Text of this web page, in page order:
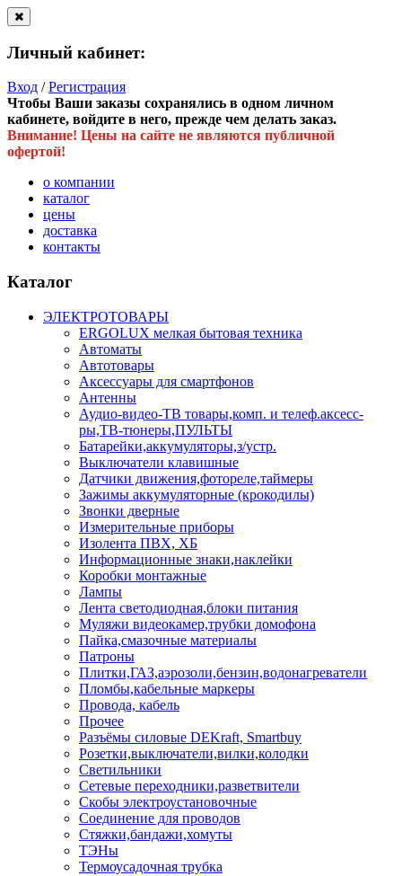
Личный кабинет:
Вход /Регистрация
Чтобы Ваши заказы сохранялись в одном личном
кабинете, войдите в него, прежде чем делать заказ.
Внимание! Цены на сайте не являются публичной
офертой!
о компании
каталог
цены
доставка
контакты
Каталог
ЭЛЕКТРОТОВАРЫ
ERGOLUX мелкая бытовая техника
Автоматы
Автотовары
Аксессуары для смартфонов
Антенны
Аудио-видео-ТВ товары,комп. и телеф.аксесс-
ры,ТВ-тюнеры,ПУЛЬТЫ
Батарейки,аккумуляторы,з/устр.
Выключатели клавишные
Датчики движения,фотореле,таймеры
Зажимы аккумуляторные (крокодилы)
Звонки дверные
Измерительные приборы
Изолента ПВХ, ХБ
Информационные знаки,наклейки
Коробки монтажные
Лампы
Лента светодиодная,блоки питания
Муляжи видеокамер,трубки домофона
Пайка,смазочные материалы
Патроны
Плитки,ГАЗ,аэрозоли,бензин,водонагреватели
Пломбы,кабельные маркеры
Провода, кабель
Прочее
Разъёмы силовые DEKraft, Smartbuy
Розетки,выключатели,вилки,колодки
Светильники
Сетевые переходники,разветвители
Скобы электроустановочные
Соединение для проводов
Стяжки,бандажи,хомуты
ТЭНы
Термоусадочная трубка